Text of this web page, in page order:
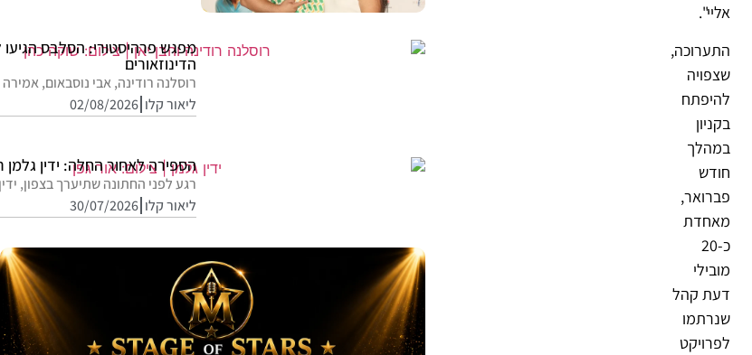
אליי".
התערוכה,
שצפויה
להיפתח
בקניון
במהלך
חודש
פברואר,
מאחדת
כ-20
מובילי
דעת קהל
שנרתמו
לפרויקט
מפגש פרהיסטורי: הסלבס
הדינוזאורים
רוסלנה רודינה, אבי נוסבאום,
ליאור קלו 02/08/2026
הספירה לאחור החלה: ידין גלמן
רגע לפני החתונה שתיערך בצפון,
ליאור קלו 30/07/2026